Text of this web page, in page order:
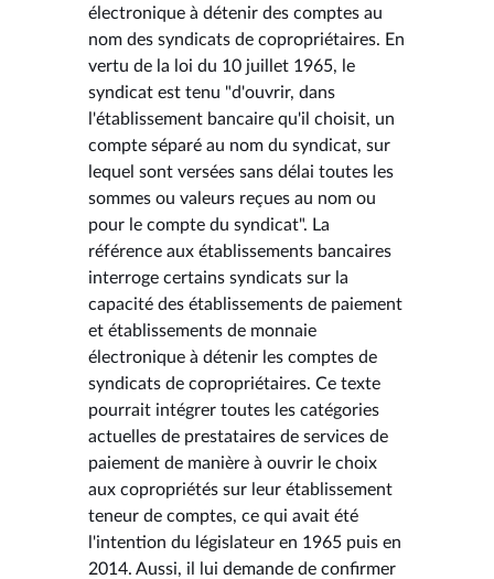
électronique à détenir des comptes au
nom des syndicats de copropriétaires. En
vertu de la loi du 10 juillet 1965, le
syndicat est tenu "d'ouvrir, dans
l'établissement bancaire qu'il choisit, un
compte séparé au nom du syndicat, sur
lequel sont versées sans délai toutes les
sommes ou valeurs reçues au nom ou
pour le compte du syndicat". La
référence aux établissements bancaires
interroge certains syndicats sur la
capacité des établissements de paiement
et établissements de monnaie
électronique à détenir les comptes de
syndicats de copropriétaires. Ce texte
pourrait intégrer toutes les catégories
actuelles de prestataires de services de
paiement de manière à ouvrir le choix
aux copropriétés sur leur établissement
teneur de comptes, ce qui avait été
l'intention du législateur en 1965 puis en
2014. Aussi, il lui demande de confirmer